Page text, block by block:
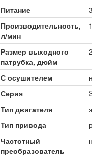
Питание
Производительность,
л/мин
Размер выходного
патрубка, дюйм
С осушителем
Серия
Тип двигателя
Тип привода
Частотный
преобразователь